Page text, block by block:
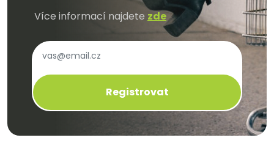
Více informací najdete zde
Registrovat